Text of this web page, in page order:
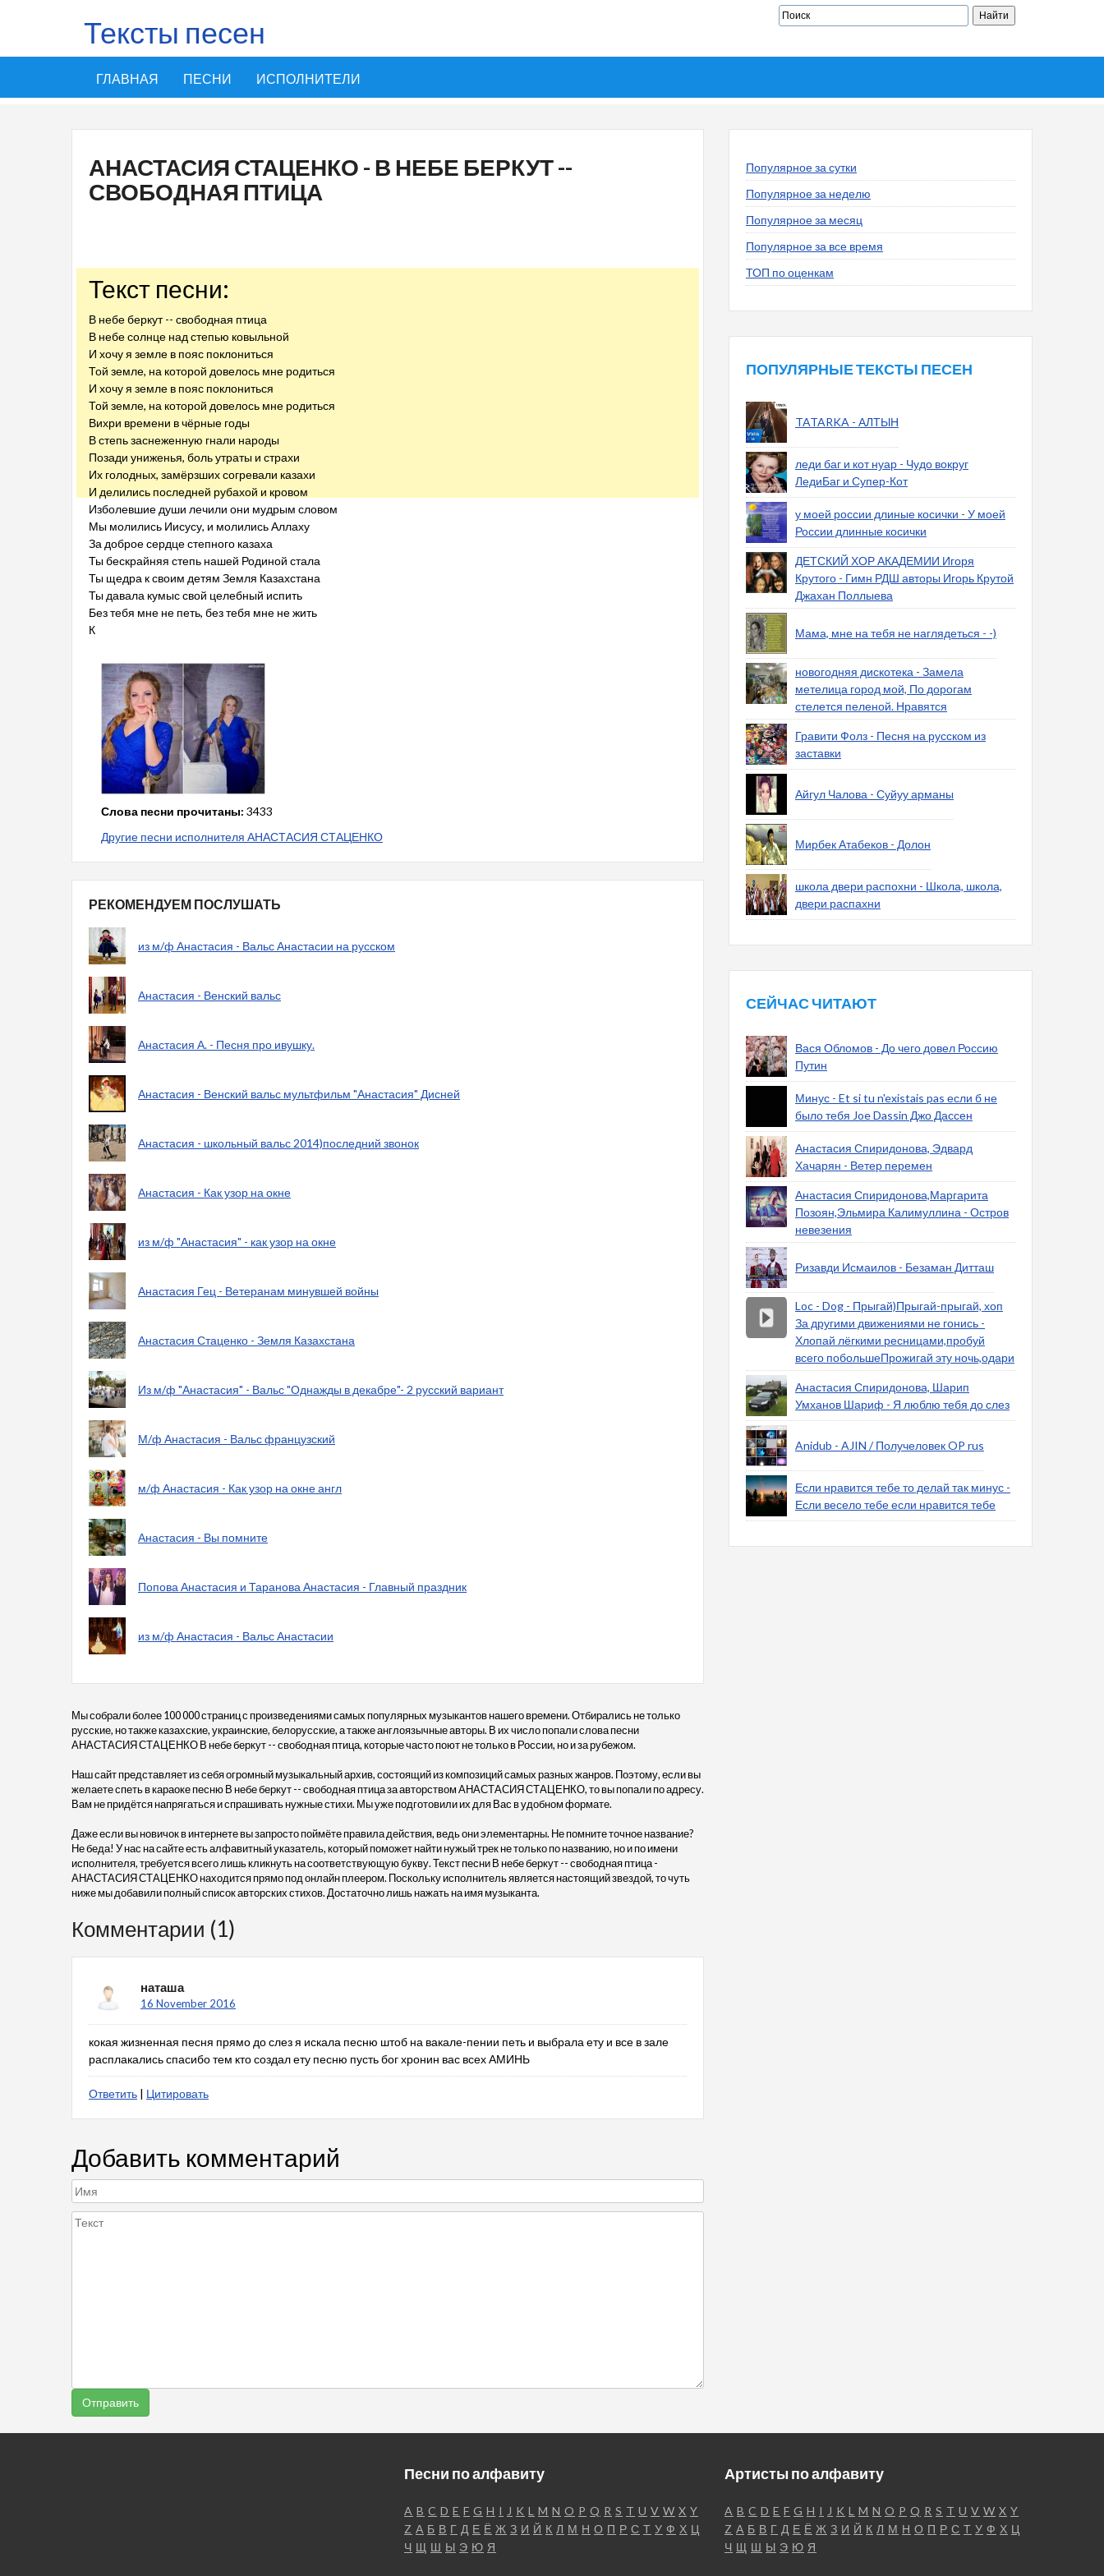
Тексты песен
ГЛАВНАЯ ПЕСНИ ИСПОЛНИТЕЛИ
АНАСТАСИЯ СТАЦЕНКО - В НЕБЕ БЕРКУТ --
СВОБОДНАЯ ПТИЦА
Текст песни:
В небе беркут -- свободная птица
В небе солнце над степью ковыльной
И хочу я земле в пояс поклониться
Той земле, на которой довелось мне родиться
И хочу я земле в пояс поклониться
Той земле, на которой довелось мне родиться
Вихри времени в чёрные годы
В степь заснеженную гнали народы
Позади униженья, боль утраты и страхи
Их голодных, замёрзших согревали казахи
И делились последней рубахой и кровом
Изболевшие души лечили они мудрым словом
Мы молились Иисусу, и молились Аллаху
За доброе сердце степного казаха
Ты бескрайняя степь нашей Родиной стала
Ты щедра к своим детям Земля Казахстана
Ты давала кумыс свой целебный испить
Без тебя мне не петь, без тебя мне не жить
К
Слова песни прочитаны: 3433
Другие песни исполнителя АНАСТАСИЯ СТАЦЕНКО
РЕКОМЕНДУЕМ ПОСЛУШАТЬ
из м/ф Анастасия - Вальс Анастасии на русском
Анастасия - Венский вальс
Анастасия А. - Песня про ивушку.
Анастасия - Венский вальс мультфильм "Анастасия" Дисней
Анастасия - школьный вальс 2014)последний звонок
Анастасия - Как узор на окне
из м/ф "Анастасия" - как узор на окне
Анастасия Гец - Ветеранам минувшей войны
Анастасия Стаценко - Земля Казахстана
Из м/ф "Анастасия" - Вальс "Однажды в декабре"- 2 русский вариант
М/ф Анастасия - Вальс французский
м/ф Анастасия - Как узор на окне англ
Анастасия - Вы помните
Попова Анастасия и Таранова Анастасия - Главный праздник
из м/ф Анастасия - Вальс Анастасии
Мы собрали более 100 000 страниц с произведениями самых популярных музыкантов нашего времени. Отбирались не только
русские, но также казахские, украинские, белорусские, а также англоязычные авторы. В их число попали слова песни
АНАСТАСИЯ СТАЦЕНКО В небе беркут -- свободная птица, которые часто поют не только в России, но и за рубежом.
Наш сайт представляет из себя огромный музыкальный архив, состоящий из композиций самых разных жанров. Поэтому, если вы
желаете спеть в караоке песню В небе беркут -- свободная птица за авторством АНАСТАСИЯ СТАЦЕНКО, то вы попали по адресу.
Вам не придётся напрягаться и спрашивать нужные стихи. Мы уже подготовили их для Вас в удобном формате.
Даже если вы новичок в интернете вы запросто поймёте правила действия, ведь они элементарны. Не помните точное название?
Не беда! У нас на сайте есть алфавитный указатель, который поможет найти нужый трек не только по названию, но и по имени
исполнителя, требуется всего лишь кликнуть на соответствующую букву. Текст песни В небе беркут -- свободная птица -
АНАСТАСИЯ СТАЦЕНКО находится прямо под онлайн плеером. Поскольку исполнитель является настоящий звездой, то чуть
ниже мы добавили полный список авторских стихов. Достаточно лишь нажать на имя музыканта.
Комментарии (1)
наташа
16 November 2016
кокая жизненная песня прямо до слез я искала песню штоб на вакале-пении петь и выбрала ету и все в зале
расплакались спасибо тем кто создал ету песню пусть бог хронин вас всех АМИНЬ
Ответить | Цитировать
Добавить комментарий
Популярное за сутки
Популярное за неделю
Популярное за месяц
Популярное за все время
ТОП по оценкам
ПОПУЛЯРНЫЕ ТЕКСТЫ ПЕСЕН
TATARKA - АЛТЫН
леди баг и кот нуар - Чудо вокруг
ЛедиБаг и Супер-Кот
у моей россии длиные косички - У моей
России длинные косички
ДЕТСКИЙ ХОР АКАДЕМИИ Игоря
Крутого - Гимн РДШ авторы Игорь Крутой
Джахан Поллыева
Мама, мне на тебя не наглядеться - -)
новогодняя дискотека - Замела
метелица город мой, По дорогам
стелется пеленой. Нравятся
Гравити Фолз - Песня на русском из
заставки
Айгул Чалова - Суйуу арманы
Мирбек Атабеков - Долон
школа двери распохни - Школа, школа,
двери распахни
СЕЙЧАС ЧИТАЮТ
Вася Обломов - До чего довел Россию
Путин
Минус - Et si tu n'existais pas если б не
было тебя Joe Dassin Джо Дассен
Анастасия Спиридонова, Эдвард
Хачарян - Ветер перемен
Анастасия Спиридонова,Маргарита
Позоян,Эльмира Калимуллина - Остров
невезения
Ризавди Исмаилов - Безаман Дитташ
Loc - Dog - Прыгай)Прыгай-прыгай, хоп
За другими движениями не гонись -
Хлопай лёгкими ресницами,пробуй
всего побольшеПрожигай эту ночь,одари
Анастасия Спиридонова, Шарип
Умханов Шариф - Я люблю тебя до слез
Anidub - AJIN / Получеловек OP rus
Если нравится тебе то делай так минус -
Если весело тебе если нравится тебе
Песни по алфавиту
A B C D E F G H I J K L M N O P Q R S T U V W X Y
Z А Б В Г Д Е Ё Ж З И Й К Л М Н О П Р С Т У Ф Х Ц
Ч Щ Ш Ы Э Ю Я
Артисты по алфавиту
A B C D E F G H I J K L M N O P Q R S T U V W X Y
Z А Б В Г Д Е Ё Ж З И Й К Л М Н О П Р С Т У Ф Х Ц
Ч Щ Ш Ы Э Ю Я